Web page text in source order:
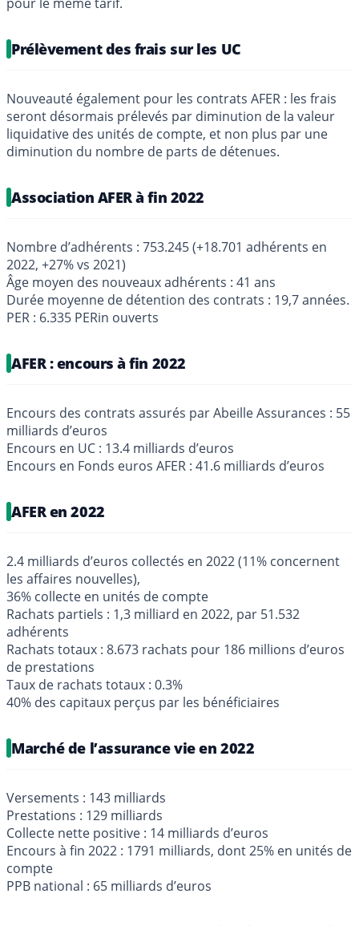
Prélèvement des frais sur les UC
Nouveauté également pour les contrats AFER : les frais
seront désormais prélevés par diminution de la valeur
liquidative des unités de compte, et non plus par une
diminution du nombre de parts de détenues.
Association AFER à fin 2022
Nombre d’adhérents : 753.245 (+18.701 adhérents en
2022, +27% vs 2021)
Âge moyen des nouveaux adhérents : 41 ans
Durée moyenne de détention des contrats : 19,7 années.
PER : 6.335 PERin ouverts
AFER : encours à fin 2022
Encours des contrats assurés par Abeille Assurances : 55
milliards d’euros
Encours en UC : 13.4 milliards d’euros
Encours en Fonds euros AFER : 41.6 milliards d’euros
AFER en 2022
2.4 milliards d’euros collectés en 2022 (11% concernent
les affaires nouvelles),
36% collecte en unités de compte
Rachats partiels : 1,3 milliard en 2022, par 51.532
adhérents
Rachats totaux : 8.673 rachats pour 186 millions d’euros
de prestations
Taux de rachats totaux : 0.3%
40% des capitaux perçus par les bénéficiaires
Marché de l’assurance vie en 2022
Versements : 143 milliards
Prestations : 129 milliards
Collecte nette positive : 14 milliards d’euros
Encours à fin 2022 : 1791 milliards, dont 25% en unités de
compte
PPB national : 65 milliards d’euros